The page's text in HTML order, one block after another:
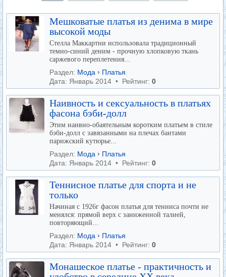
Мешковатые платья из денима в мире
высокой моды
Стелла Маккартни использовала традиционный
темно-синий деним - прочную хлопковую ткань
саржевого переплетения...
Раздел: Мода › Платья
Дата: Январь 2014 • Рейтинг: 0
Наивность и сексуальность в платьях
фасона бэби-долл
Этим наивно-обаятельным коротким платьем в стиле
бэби-долл с завязанными на плечах бантами
парижский кутюрье...
Раздел: Мода › Платья
Дата: Январь 2014 • Рейтинг: 0
Теннисное платье для спорта и не
только
Начиная с 1926г фасон платья для тенниса почти не
менялся: прямой верх с заниженной талией,
повторяющий...
Раздел: Мода › Платья
Дата: Январь 2014 • Рейтинг: 0
Монашеское платье - практичность и